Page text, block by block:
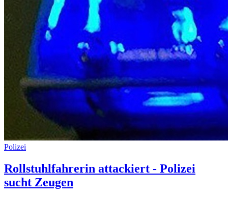
Polizei
Rollstuhlfahrerin attackiert - Polizei
sucht Zeugen